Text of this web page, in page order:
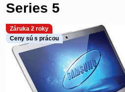
Záruka 2 roky
Ceny sú s prácou
Series 5